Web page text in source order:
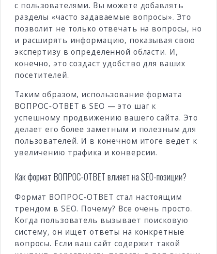
с пользователями. Вы можете добавлять
разделы «часто задаваемые вопросы». Это
позволит не только отвечать на вопросы, но
и расширять информацию, показывая свою
экспертизу в определенной области. И,
конечно, это создаст удобство для ваших
посетителей.
Таким образом, использование формата
ВОПРОС-ОТВЕТ в SEO — это шаг к
успешному продвижению вашего сайта. Это
делает его более заметным и полезным для
пользователей. И в конечном итоге ведет к
увеличению трафика и конверсии.
Как формат ВОПРОС-ОТВЕТ влияет на SEO-позиции?
Формат ВОПРОС-ОТВЕТ стал настоящим
трендом в SEO. Почему? Все очень просто.
Когда пользователь вызывает поисковую
систему, он ищет ответы на конкретные
вопросы. Если ваш сайт содержит такой